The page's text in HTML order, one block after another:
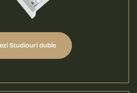
Studiouri duble